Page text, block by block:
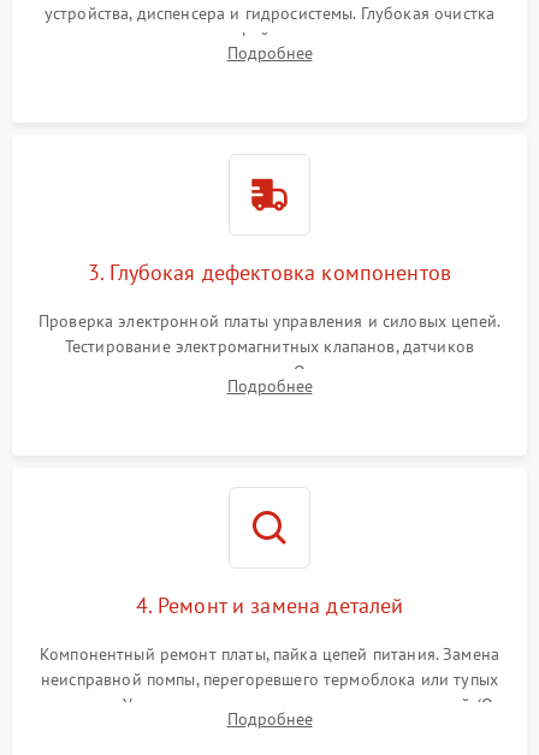
устройства, диспенсера и гидросистемы. Глубокая очистка
внутренних узлов от кофейных масел, жмыха и накипи.
Промывка дренажных каналов и фильтров с использованием
Подробнее
3. Глубокая дефектовка компонентов
Проверка электронной платы управления и силовых цепей.
Тестирование электромагнитных клапанов, датчиков
температуры и расходомера. Оценка степени износа
жерновов кофемолки, уплотнительных колец гидросистемы
Подробнее
4. Ремонт и замена деталей
Компонентный ремонт платы, пайка цепей питания. Замена
неисправной помпы, перегоревшего термоблока или тупых
жерновов. Установка новых силиконовых уплотнителей (O-
ring) и тефлоновых трубок для надежного устранения
Подробнее